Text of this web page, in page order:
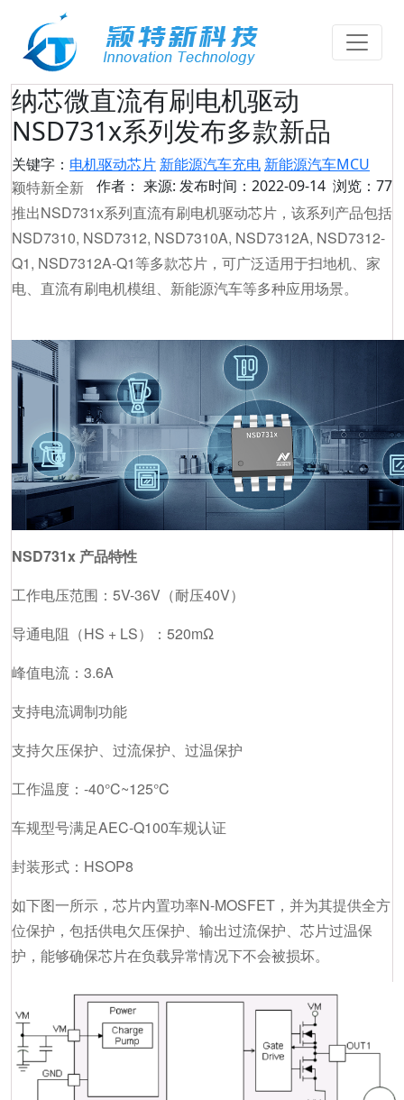
纳芯微直流有刷电机驱动
NSD731x系列发布多款新品
关键字： 电机驱动芯片 新能源汽车充电 新能源汽车MCU
作者： 来源: 发布时间：2022-09-14 浏览：77
颖特新全新
推出NSD731x系列直流有刷电机驱动芯片，该系列产品包括
NSD7310, NSD7312, NSD7310A, NSD7312A, NSD7312-
Q1, NSD7312A-Q1等多款芯片，可广泛适用于扫地机、家
电、直流有刷电机模组、新能源汽车等多种应用场景。
NSD731x 产品特性
工作电压范围：5V-36V（耐压40V）
导通电阻（HS + LS）：520mΩ
峰值电流：3.6A
支持电流调制功能
支持欠压保护、过流保护、过温保护
工作温度：-40°C~125°C
车规型号满足AEC-Q100车规认证
封装形式：HSOP8
如下图一所示，芯片内置功率N-MOSFET，并为其提供全方
位保护，包括供电欠压保护、输出过流保护、芯片过温保
护，能够确保芯片在负载异常情况下不会被损坏。